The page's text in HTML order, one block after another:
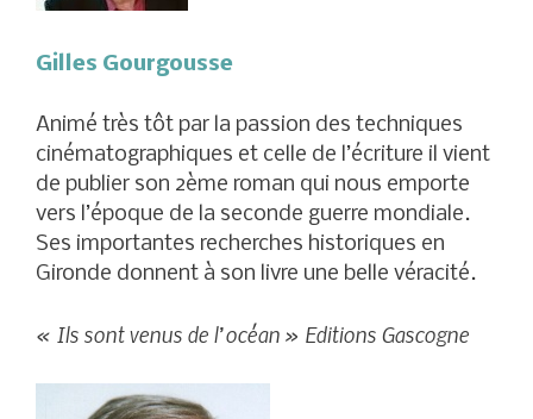
Gilles Gourgousse
Animé très tôt par la passion des techniques
cinématographiques et celle de l’écriture il vient
de publier son 2ème roman qui nous emporte
vers l’époque de la seconde guerre mondiale.
Ses importantes recherches historiques en
Gironde donnent à son livre une belle véracité.
« Ils sont venus de l’océan » Editions Gascogne